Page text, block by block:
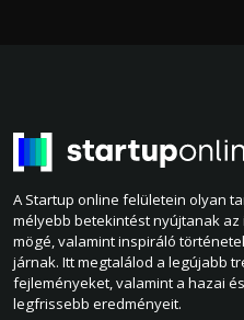
A Startup online felületein olyan
mélyebb betekintést nyújtanak
mögé, valamint inspiráló
járnak. Itt megtalálod a legújabb
fejleményeket, valamint a hazai
legfrissebb eredményeit.